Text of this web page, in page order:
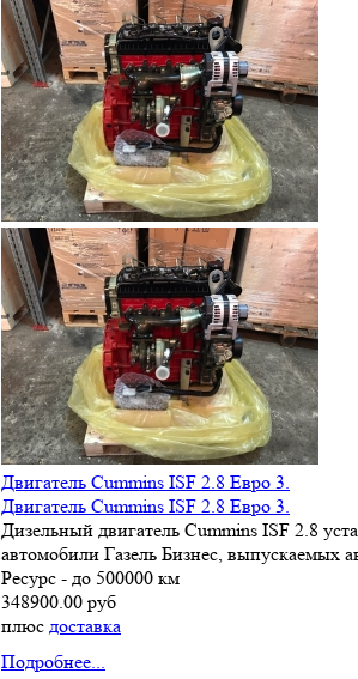
Двигатель Cummins ISF 2.8 Евро 3.
Двигатель Cummins ISF 2.8 Евро 3.
Дизельный двигатель Cummins ISF 2.8
автомобили Газель Бизнес, выпускаемых
Ресурс - до 500000 км
348900.00 руб
плюс доставка
Подробнее...